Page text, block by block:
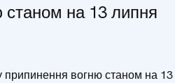
на 13 липня
вогню станом на 13